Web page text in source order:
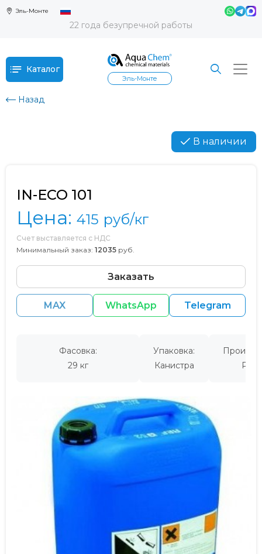
Эль-Монте
22 года безупречной работы
Каталог
Эль-Монте
Назад
В наличии
IN-ECO 101
Цена: 415 руб/кг
Счет выставляется с НДС
Минимальный заказ: 12035 руб.
Заказать
MAX WhatsApp Telegram
Фасовка:
29 кг
Упаковка:
Канистра